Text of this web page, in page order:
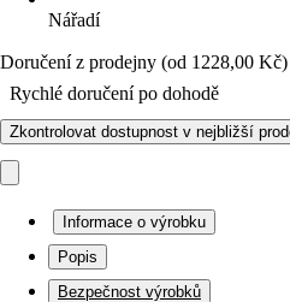
Nářadí
Doručení z prodejny (od 1228,00 Kč)
Rychlé doručení po dohodě
Zkontrolovat dostupnost v nejbližší
Informace o výrobku
Popis
Bezpečnost výrobků